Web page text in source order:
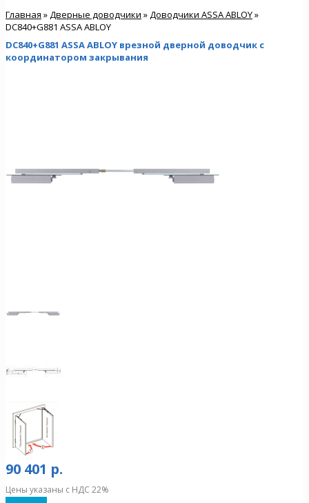
Главная » Дверные доводчики » Доводчики ASSA ABLOY»
DC840+G881 ASSA ABLOY
DC840+G881 ASSA ABLOY врезной дверной доводчик с
координатором закрывания
90 401 р.
Цены указаны с НДС 22%